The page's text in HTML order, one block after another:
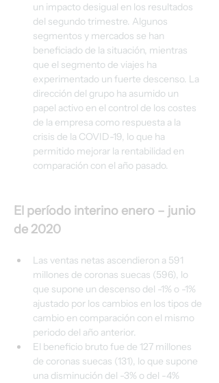
un impacto desigual en los resultados
del segundo trimestre. Algunos
segmentos y mercados se han
beneficiado de la situación, mientras
que el segmento de viajes ha
experimentado un fuerte descenso. La
dirección del grupo ha asumido un
papel activo en el control de los costes
de la empresa como respuesta a la
crisis de la COVID-19, lo que ha
permitido mejorar la rentabilidad en
comparación con el año pasado.
El período interino enero – junio
de 2020
Las ventas netas ascendieron a 591
millones de coronas suecas (596), lo
que supone un descenso del -1% o -1%
ajustado por los cambios en los tipos de
cambio en comparación con el mismo
periodo del año anterior.
El beneficio bruto fue de 127 millones
de coronas suecas (131), lo que supone
una disminución del -3% o del -4%